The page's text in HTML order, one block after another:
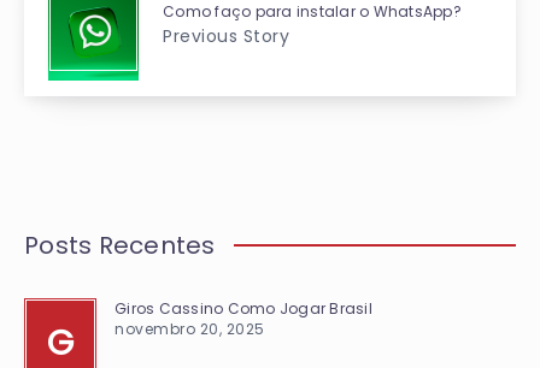
Como faço para instalar o WhatsApp?
Previous Story
Posts Recentes
G
Giros Cassino Como Jogar Brasil
novembro 20, 2025